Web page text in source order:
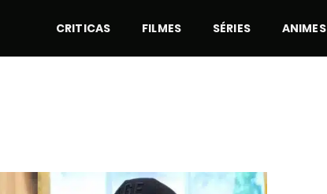
CRITICAS FILMES SÉRIES ANIMES